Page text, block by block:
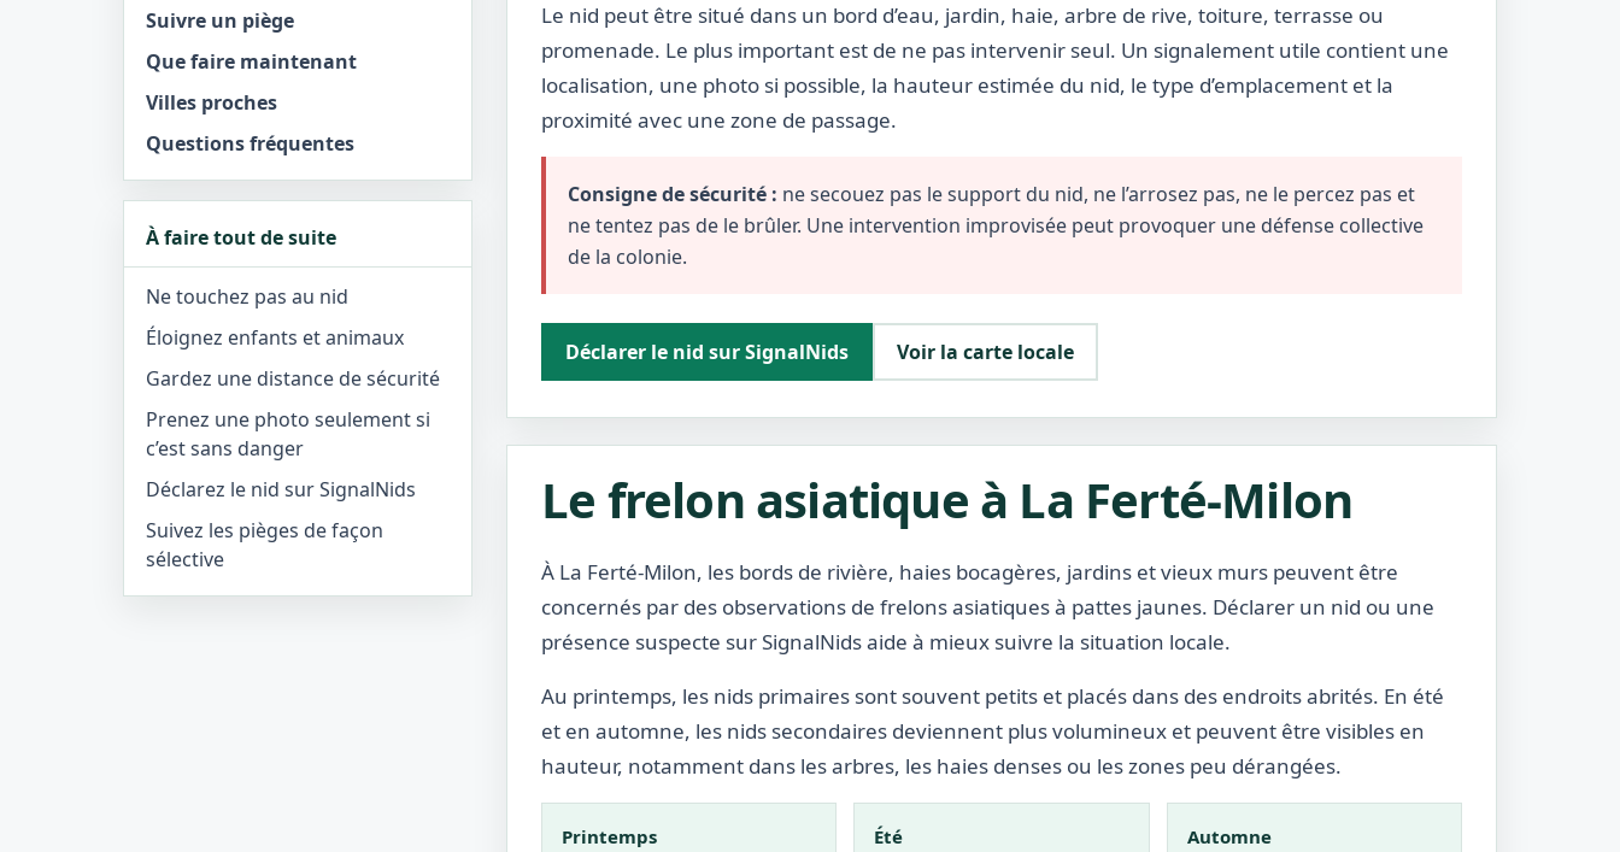
Suivre un piège
Que faire maintenant
Villes proches
Questions fréquentes
À faire tout de suite
Ne touchez pas au nid
Éloignez enfants et animaux
Gardez une distance de sécurité
Prenez une photo seulement si
c’est sans danger
Déclarez le nid sur SignalNids
Suivez les pièges de façon
sélective
Le nid peut être situé dans un bord d’eau, jardin, haie, arbre de rive, toiture, terrasse ou
promenade. Le plus important est de ne pas intervenir seul. Un signalement utile contient une
localisation, une photo si possible, la hauteur estimée du nid, le type d’emplacement et la
proximité avec une zone de passage.
Consigne de sécurité : ne secouez pas le support du nid, ne l’arrosez pas, ne le percez pas et
ne tentez pas de le brûler. Une intervention improvisée peut provoquer une défense collective
de la colonie.
Déclarer le nid sur SignalNids Voir la carte locale
Le frelon asiatique à La Ferté-Milon
À La Ferté-Milon, les bords de rivière, haies bocagères, jardins et vieux murs peuvent être
concernés par des observations de frelons asiatiques à pattes jaunes. Déclarer un nid ou une
présence suspecte sur SignalNids aide à mieux suivre la situation locale.
Au printemps, les nids primaires sont souvent petits et placés dans des endroits abrités. En été
et en automne, les nids secondaires deviennent plus volumineux et peuvent être visibles en
hauteur, notamment dans les arbres, les haies denses ou les zones peu dérangées.
Printemps Été Automne